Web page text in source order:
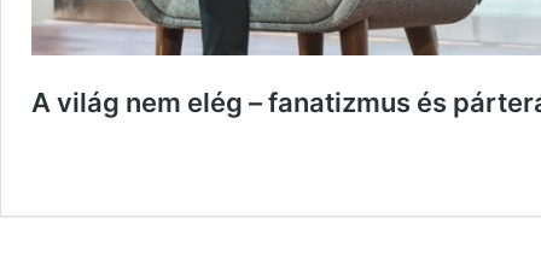
A világ nem elég – fanatizmus és